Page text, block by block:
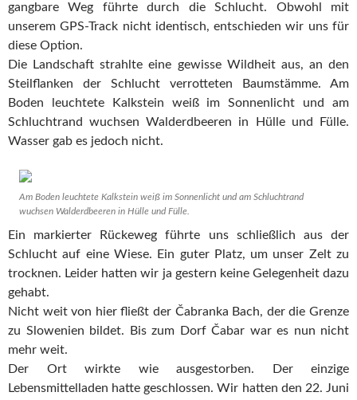
gangbare Weg führte durch die Schlucht. Obwohl mit
unserem GPS-Track nicht identisch, entschieden wir uns für
diese Option.
Die Landschaft strahlte eine gewisse Wildheit aus, an den
Steilflanken der Schlucht verrotteten Baumstämme. Am
Boden leuchtete Kalkstein weiß im Sonnenlicht und am
Schluchtrand wuchsen Walderdbeeren in Hülle und Fülle.
Wasser gab es jedoch nicht.
Am Boden leuchtete Kalkstein weiß im Sonnenlicht und am Schluchtrand
wuchsen Walderdbeeren in Hülle und Fülle.
Ein markierter Rückeweg führte uns schließlich aus der
Schlucht auf eine Wiese. Ein guter Platz, um unser Zelt zu
trocknen. Leider hatten wir ja gestern keine Gelegenheit dazu
gehabt.
Nicht weit von hier fließt der Čabranka Bach, der die Grenze
zu Slowenien bildet. Bis zum Dorf Čabar war es nun nicht
mehr weit.
Der Ort wirkte wie ausgestorben. Der einzige
Lebensmittelladen hatte geschlossen. Wir hatten den 22. Juni